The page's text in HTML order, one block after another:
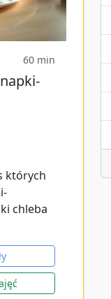
60 min
których
chleba